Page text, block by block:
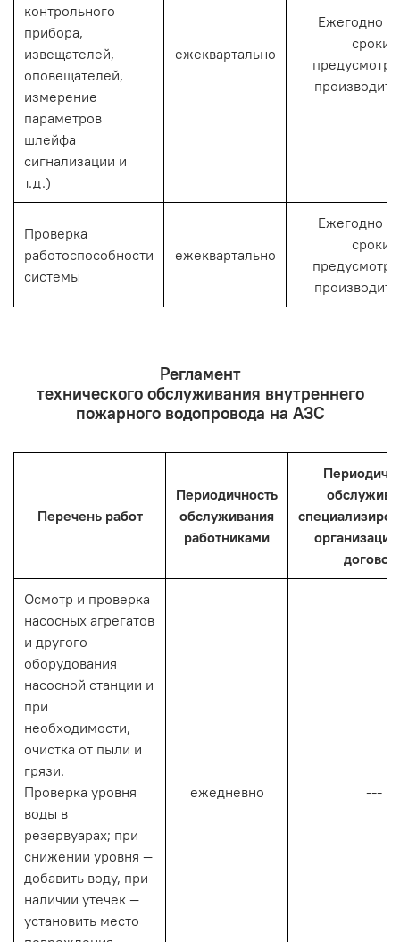
контрольного
прибора,
извещателей,
оповещателей,
измерение
параметров
шлейфа
сигнализации и
т.д.)
ежеквартально
Ежегодно
сроки,
Проверка
работоспособности
системы
ежеквартально
Ежегодно
сроки,
Регламент
технического обслуживания внутреннего
пожарного водопровода на АЗС
Перечень работ
Периодичность
обслуживания
работниками
Осмотр и проверка
насосных агрегатов
и другого
оборудования
насосной станции и
при
необходимости,
очистка от пыли и
грязи.
Проверка уровня
воды в
резервуарах; при
снижении уровня —
добавить воду, при
наличии утечек —
установить место
ежедневно ---